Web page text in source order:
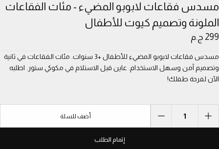
مسدس فقاعات لابوبو المضيء - مئات الفقاعات
الملونة وتصميم كيوت للأطفال
299 ج.م
مسدس فقاعات لابوبو المضيء للأطفال +3 سنوات. مئات الفقاعات في ثانية
وتصميم آمن وسهل الاستخدام. عاين قبل الاستلام في مكوكي ستور. اطلبه
الآن لفرحة طفلك!
إتمام الطلب
أضف للسلة 1